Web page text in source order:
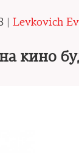
| Levkovich
кино